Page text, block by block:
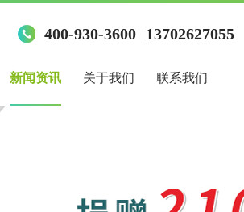
400-930-3600 13702627055
新闻资讯 关于我们 联系我们